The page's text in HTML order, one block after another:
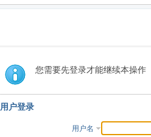
您需要先登录才能继续本操作
用户登录
用户名